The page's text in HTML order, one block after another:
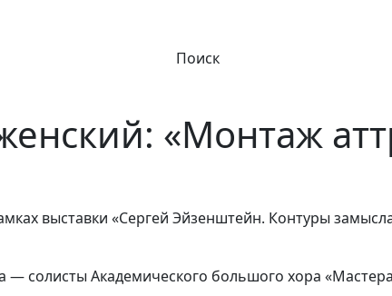
Поиск
«Монтаж
выставки «Сергей Эйзенштейн. Контуры
— солисты Академического большого хора